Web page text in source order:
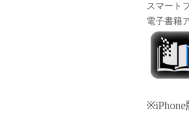
スマート
電子書籍
※iPhone